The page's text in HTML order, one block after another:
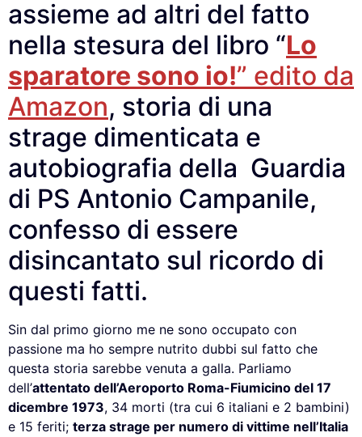
assieme ad altri del fatto
nella stesura del libro “Lo
sparatore sono io!” edito da
Amazon, storia di una
strage dimenticata e
autobiografia della Guardia
di PS Antonio Campanile,
confesso di essere
disincantato sul ricordo di
questi fatti.
Sin dal primo giorno me ne sono occupato con
passione ma ho sempre nutrito dubbi sul fatto che
questa storia sarebbe venuta a galla. Parliamo
dell’attentato dell’Aeroporto Roma-Fiumicino del 17
dicembre 1973, 34 morti (tra cui 6 italiani e 2 bambini)
e 15 feriti; terza strage per numero di vittime nell’Italia